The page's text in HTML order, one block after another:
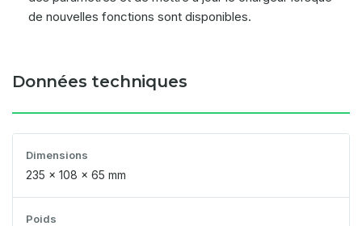
de nouvelles fonctions sont disponibles.
Données techniques
Dimensions
235 x 108 x 65 mm
Poids